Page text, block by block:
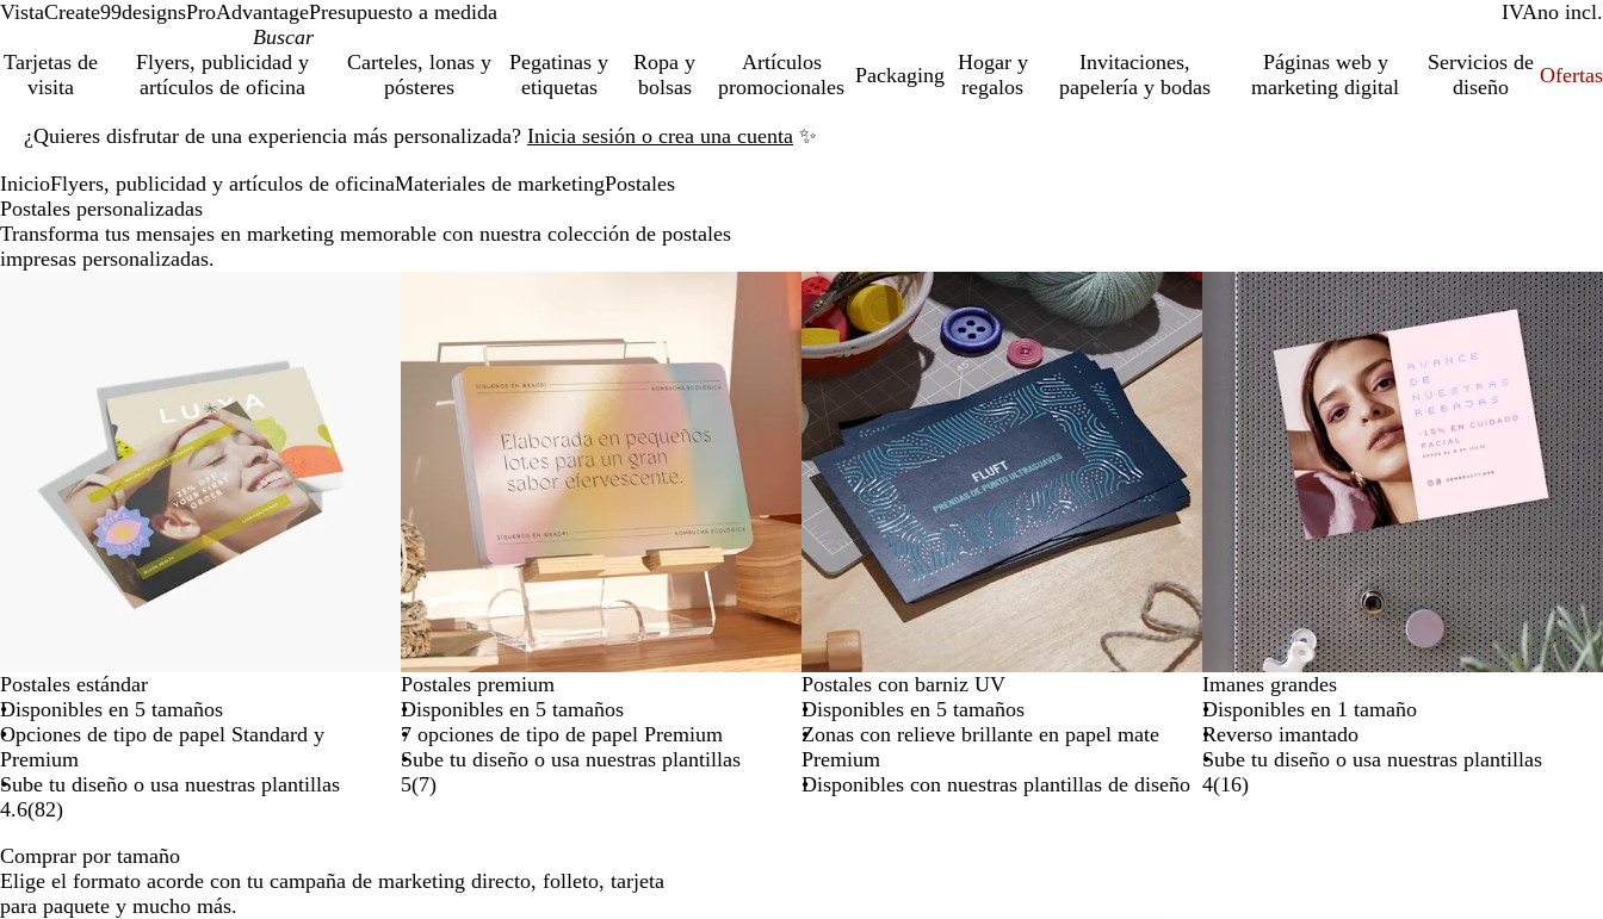
VistaCreate99designsProAdvantagePresupuesto a medida IVAincl.
no incl.
Tarjetas de
visita
Flyers, publicidad y
artículos de oficina
Carteles, lonas y
pósteres
Pegatinas y
etiquetas
Ropa y
bolsas
Artículos
promocionales
Packaging
Hogar y
regalos
Invitaciones,
papelería y bodas
Páginas web y
marketing digital
Servicios de
diseño
Ofertas
¿Quieres disfrutar de una experiencia más personalizada? Inicia sesión o crea una cuenta ✨
1
InicioFlyers, publicidad y artículos de oficinaMateriales de marketingPostales
Postales personalizadas
Transforma tus mensajes en marketing memorable con nuestra colección de postales
impresas personalizadas.
Postales estándar
Disponibles en 5 tamaños
Opciones de tipo de papel Standard y
Premium
Sube tu diseño o usa nuestras plantillas
4.6(82)
Postales premium
Disponibles en 5 tamaños
7 opciones de tipo de papel Premium
Sube tu diseño o usa nuestras plantillas
5(7)
Postales con barniz UV
Disponibles en 5 tamaños
Zonas con relieve brillante en papel mate
Premium
Disponibles con nuestras plantillas de diseño
Imanes grandes
Disponibles en 1 tamaño
Reverso imantado
Sube tu diseño o usa nuestras plantillas
4(16)
Comprar por tamaño
Elige el formato acorde con tu campaña de marketing directo, folleto, tarjeta
para paquete y mucho más.